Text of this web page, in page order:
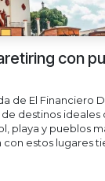
con
de El Financiero
de destinos ideales
playa y pueblos
estos lugares